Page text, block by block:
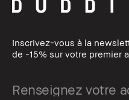
Inscrivez-vous à la
de -15% sur votre premier